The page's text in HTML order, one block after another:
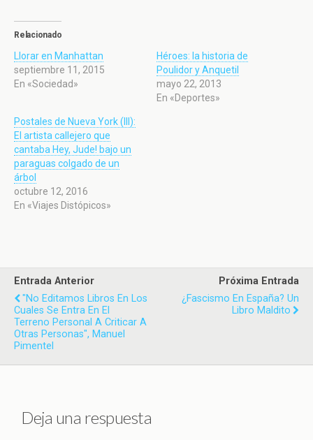
Relacionado
Llorar en Manhattan
septiembre 11, 2015
En «Sociedad»
Héroes: la historia de
Poulidor y Anquetil
mayo 22, 2013
En «Deportes»
Postales de Nueva York (III):
El artista callejero que
cantaba Hey, Jude! bajo un
paraguas colgado de un
árbol
octubre 12, 2016
En «Viajes Distópicos»
Entrada Anterior
"No Editamos Libros En Los
Cuales Se Entra En El
Terreno Personal A Criticar A
Otras Personas", Manuel
Pimentel
Próxima Entrada
¿Fascismo En España? Un
Libro Maldito
Deja una respuesta